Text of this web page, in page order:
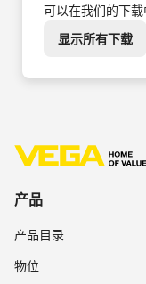
可以在我们的下载
显示所有下载
产品
产品目录
物位